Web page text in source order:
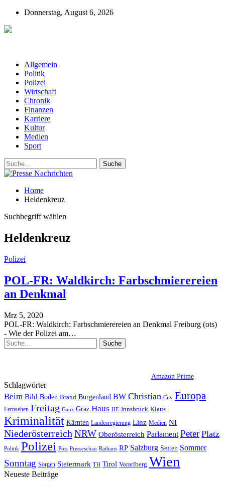
Donnerstag, August 6, 2026
Allgemein
Politik
Polizei
Wirtschaft
Chronik
Finanzen
Karriere
Kultur
Medien
Sport
Home
Heldenkreuz
Suchbegriff wählen
Heldenkreuz
Polizei
POL-FR: Waldkirch: Farbschmierereien
an Denkmal
Mrz 5, 2020
POL-FR: Waldkirch: Farbschmierereien an Denkmal Freiburg (ots)
- Wie der Polizei am…
Amazon Prime
Schlagwörter
Beim Bild Boden Brand Burgenland BW Christian City Europa
Fernsehen Freitag Ganz Graz Haus HE Innsbruck Klaus
Kriminalität Kärnten Landesregierung Linz Medien NI
Niederösterreich NRW Oberösterreich Parlament Peter Platz
Politik Polizei Post Presseschau Rathaus RP Salzburg Seiten Sommer
Sonntag Sorgen Steiermark TH Tirol Vorarlberg Wien
Neueste Beiträge